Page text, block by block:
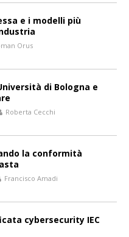
e i modelli più
Orus
di Bologna e
Roberta Cecchi
la conformità
Francisco Amadi
cybersecurity IEC